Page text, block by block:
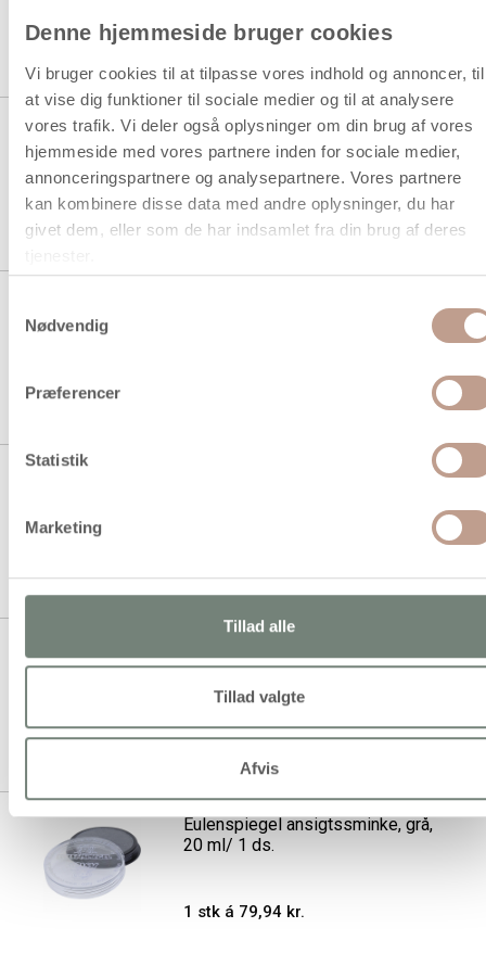
Denne hjemmeside bruger cookies
Vi bruger cookies til at tilpasse vores indhold og annoncer, til
at vise dig funktioner til sociale medier og til at analysere
vores trafik. Vi deler også oplysninger om din brug af vores
hjemmeside med vores partnere inden for sociale medier,
annonceringspartnere og analysepartnere. Vores partnere
kan kombinere disse data med andre oplysninger, du har
givet dem, eller som de har indsamlet fra din brug af deres
Nødvendig
Præferencer
Statistik
Marketing
Tillad alle
Tillad valgte
Afvis
1 stk á 67,94 kr.
Eulenspiegel Ansigtsmaling,
solgul, 20ml/ 1 ds.
witch green, 20ml/ 1 ds.
1 stk á 67,94 kr.
Eulenspiegel ansigtssminke, grå,
20 ml/ 1 ds.
1 stk á 79,94 kr.